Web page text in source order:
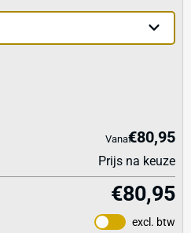
excl. btw
Vanaf€80,95
Prijs na keuze
€80,95